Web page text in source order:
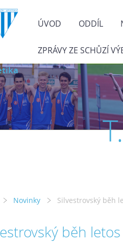
ÚVOD ODDÍL
ZPRÁVY ZE SCHŮZÍ
Novinky Silvestrovský běh
běh